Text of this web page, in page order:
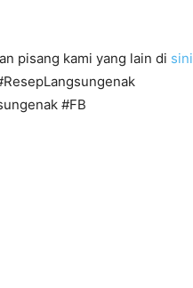
pisang kami yang lain di sini
#FB